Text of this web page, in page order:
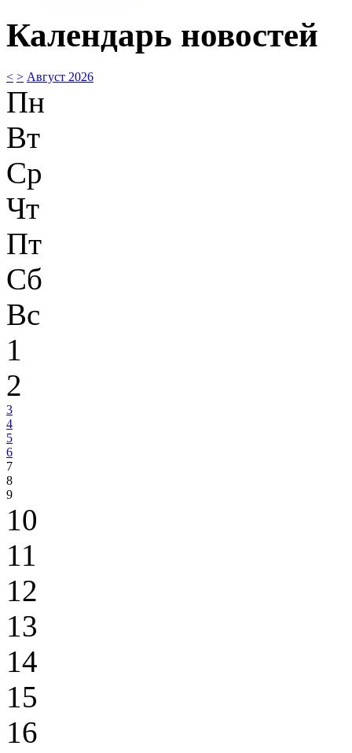
Календарь новостей
< > Август 2026
Пн
Вт
Ср
Чт
Пт
Сб
Вс
1
2
3
4
5
6
7
8
9
10
11
12
13
14
15
16